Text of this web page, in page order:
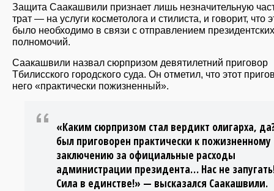
Защита Саакашвили признает лишь незначительную
трат — на услуги косметолога и стилиста, и говорит, что
было необходимо в связи с отправлением президентских
полномочий.
Саакашвили назвал сюрпризом девятилетний приговор
Тбилисского городского суда. Он отметил, что этот
него «практически пожизненный».
«Каким сюрпризом стал вердикт олигарха,
был приговорен практически к пожизненному
заключению за официальные расходы
администрации президента… Нас не
Сила в единстве!» — высказался Саакашвили.